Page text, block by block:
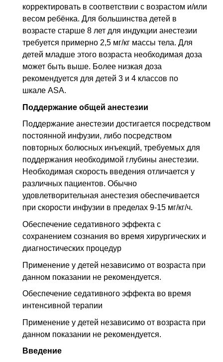
корректировать в соответствии с возрастом и/или
весом ребёнка. Для большинства детей в
возрасте старше 8 лет для индукции анестезии
требуется примерно 2,5 мг/кг массы тела. Для
детей младше этого возраста необходимая доза
может быть выше. Более низкая доза
рекомендуется для детей 3 и 4 классов по
шкале ASA.
Поддержание общей анестезии
Поддержание анестезии достигается посредством
постоянной инфузии, либо посредством
повторных болюсных инъекций, требуемых для
поддержания необходимой глубины анестезии.
Необходимая скорость введения отличается у
различных пациентов. Обычно
удовлетворительная анестезия обеспечивается
при скорости инфузии в пределах 9-15 мг/кг/ч.
Обеспечение седативного эффекта с
сохранением сознания во время хирургических и
диагностических процедур
Применение у детей независимо от возраста при
данном показании не рекомендуется.
Обеспечение седативного эффекта во время
интенсивной терапии
Применение у детей независимо от возраста при
данном показании не рекомендуется.
Введение